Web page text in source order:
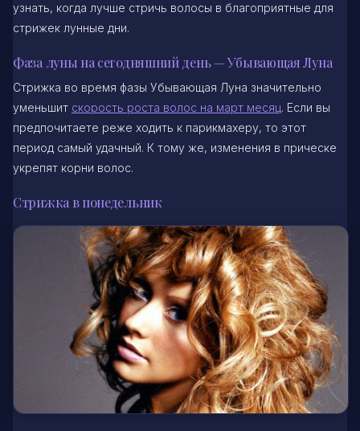
узнать, когда лучше стричь волосы в благоприятные для
стрижек лунные дни.
Фаза луны на сегодняшний день — Убывающая Луна
Стрижка во время фазы Убывающая Луна значительно
уменьшит скорость роста волос на март месяц. Если вы
предпочитаете реже ходить к парикмахеру, то этот
период самый удачный. К тому же, изменения в прическе
укрепят корни волос.
Стрижка в понедельник